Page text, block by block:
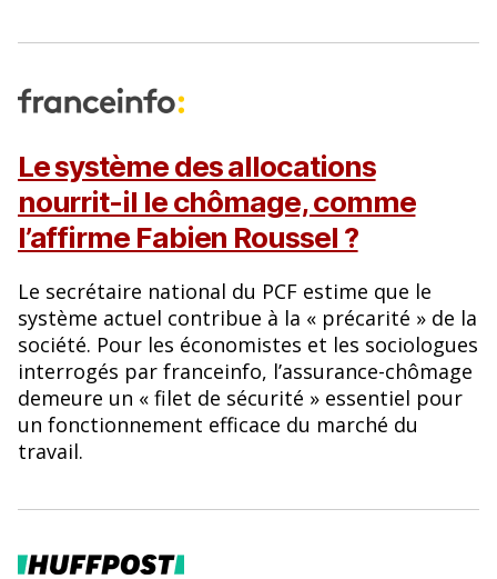
Le système des allocations
nourrit-il le chômage, comme
l’affirme Fabien Roussel ?
Le secrétaire national du PCF estime que le
système actuel contribue à la « précarité » de la
société. Pour les économistes et les sociologues
interrogés par franceinfo, l’assurance-chômage
demeure un « filet de sécurité » essentiel pour
un fonctionnement efficace du marché du
travail.